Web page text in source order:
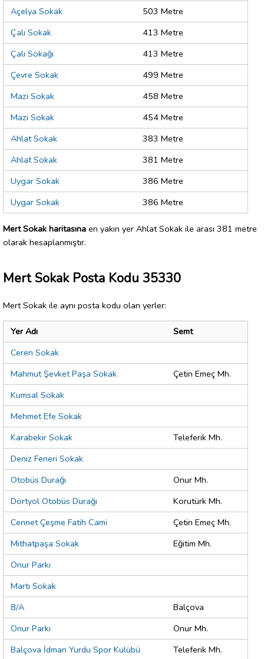
Açelya Sokak
503 Metre
Çalı Sokak
413 Metre
Çalı Sokağı
413 Metre
Çevre Sokak
499 Metre
Mazi Sokak
458 Metre
Mazi Sokak
454 Metre
Ahlat Sokak
383 Metre
Ahlat Sokak
381 Metre
Uygar Sokak
386 Metre
Uygar Sokak
386 Metre
Mert Sokak haritasına en yakın yer Ahlat Sokak ile arası 381 metre
olarak hesaplanmıştır.
Mert Sokak Posta Kodu 35330
Mert Sokak ile aynı posta kodu olan yerler:
Yer Adı
Semt
Ceren Sokak
Mahmut Şevket Paşa Sokak
Çetin Emeç Mh.
Kumsal Sokak
Mehmet Efe Sokak
Karabekir Sokak
Teleferik Mh.
Deniz Feneri Sokak
Otobüs Durağı
Onur Mh.
Dörtyol Otobüs Durağı
Korutürk Mh.
Cennet Çeşme Fatih Cami
Çetin Emeç Mh.
Mithatpaşa Sokak
Eğitim Mh.
Onur Parkı
Martı Sokak
8/A
Balçova
Onur Parkı
Onur Mh.
Balçova İdman Yurdu Spor Kulübü
Teleferik Mh.